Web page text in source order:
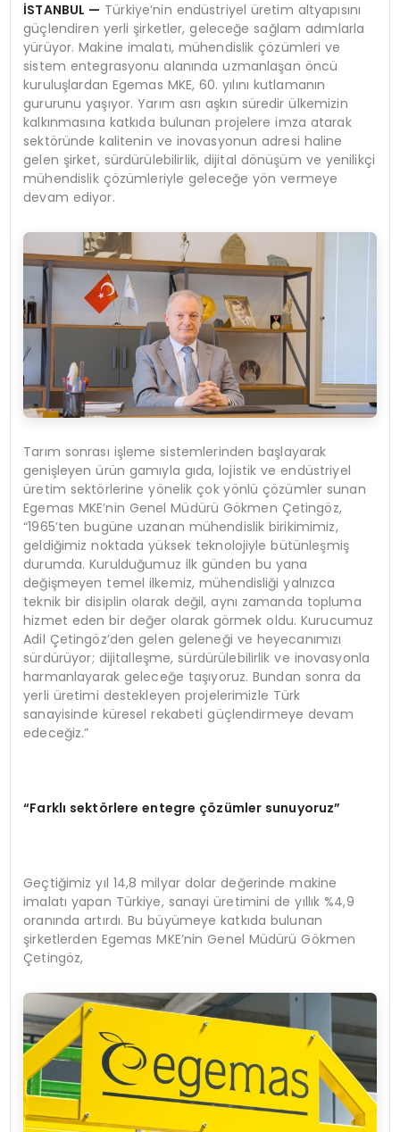
İSTANBUL — Türkiye’nin endüstriyel üretim altyapısını
güçlendiren yerli şirketler, geleceğe sağlam adımlarla
yürüyor. Makine imalatı, mühendislik çözümleri ve
sistem entegrasyonu alanında uzmanlaşan öncü
kuruluşlardan Egemas MKE, 60. yılını kutlamanın
gururunu yaşıyor. Yarım asrı aşkın süredir ülkemizin
kalkınmasına katkıda bulunan projelere imza atarak
sektöründe kalitenin ve inovasyonun adresi haline
gelen şirket, sürdürülebilirlik, dijital dönüşüm ve yenilikçi
mühendislik çözümleriyle geleceğe yön vermeye
devam ediyor.
Tarım sonrası işleme sistemlerinden başlayarak
genişleyen ürün gamıyla gıda, lojistik ve endüstriyel
üretim sektörlerine yönelik çok yönlü çözümler sunan
Egemas MKE’nin Genel Müdürü Gökmen Çetingöz,
“1965’ten bugüne uzanan mühendislik birikimimiz,
geldiğimiz noktada yüksek teknolojiyle bütünleşmiş
durumda. Kurulduğumuz ilk günden bu yana
değişmeyen temel ilkemiz, mühendisliği yalnızca
teknik bir disiplin olarak değil, aynı zamanda topluma
hizmet eden bir değer olarak görmek oldu. Kurucumuz
Adil Çetingöz’den gelen geleneği ve heyecanımızı
sürdürüyor; dijitalleşme, sürdürülebilirlik ve inovasyonla
harmanlayarak geleceğe taşıyoruz. Bundan sonra da
yerli üretimi destekleyen projelerimizle Türk
sanayisinde küresel rekabeti güçlendirmeye devam
edeceğiz.”
“Farklı sektörlere entegre çözümler sunuyoruz”
Geçtiğimiz yıl 14,8 milyar dolar değerinde makine
imalatı yapan Türkiye, sanayi üretimini de yıllık %4,9
oranında artırdı. Bu büyümeye katkıda bulunan
şirketlerden Egemas MKE’nin Genel Müdürü Gökmen
Çetingöz,